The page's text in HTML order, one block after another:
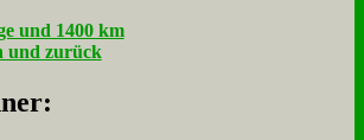
und 1400 km
und zurück